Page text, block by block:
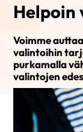
Helpoin
Voimme
valintoihin
purkamalla
valintojen